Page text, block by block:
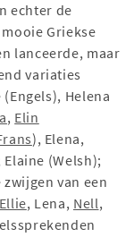
echter de
Griekse
lanceerde, maar
variaties
(Engels), Helena
, Elin
), Elena,
Elaine (Welsh);
van een
Ellie, Lena, Nell,